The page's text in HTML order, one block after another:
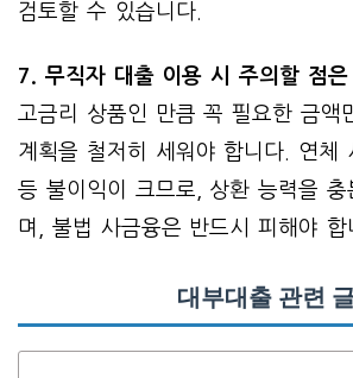
검토할 수 있습니다.
7. 무직자 대출 이용 시 주의할 점은
고금리 상품인 만큼 꼭 필요한 금액
계획을 철저히 세워야 합니다. 연체
등 불이익이 크므로, 상환 능력을
며, 불법 사금융은 반드시 피해야 합
대부대출 관련